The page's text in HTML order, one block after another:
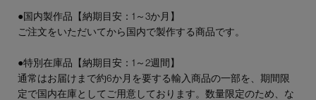
MAGAZINE
SUPPORT
SHOPS
●国内製作品【納期目安：1～3か月】
ご注文をいただいてから国内で製作する商品です。
●特別在庫品【納期目安：1～2週間】
通常はお届けまで約6か月を要する輸入商品の一部を、期間限
定で国内在庫としてご用意しております。数量限定のため、な